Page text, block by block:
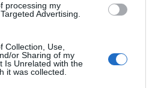
processing my
Advertising.
Collection, Use,
or Sharing of my
Is Unrelated with the
it was collected.